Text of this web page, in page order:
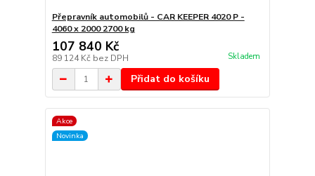
Přepravník automobilů - CAR KEEPER 4020 P -
4060 x 2000 2700 kg
107 840 Kč
89 124 Kč bez DPH Skladem
Přidat do košíku
Akce
Novinka